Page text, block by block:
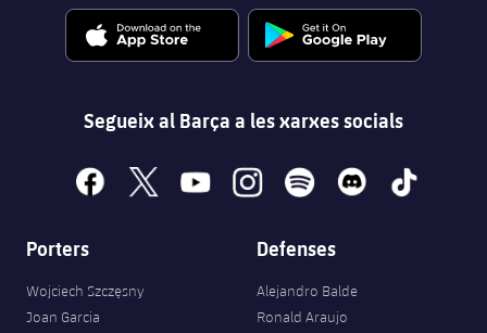
Segueix al Barça a les xarxes socials
facebook
x youtubeinstagramspotify discord tiktok
Porters
Wojciech Szczęsny
Joan Garcia
Defenses
Alejandro Balde
Ronald Araujo